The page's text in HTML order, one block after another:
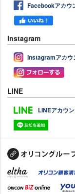
Facebookアカウ
Instagram
Instagramアカウ
LINE
LINEアカウ